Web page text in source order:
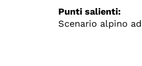
Punti salienti:
Scenario alpino